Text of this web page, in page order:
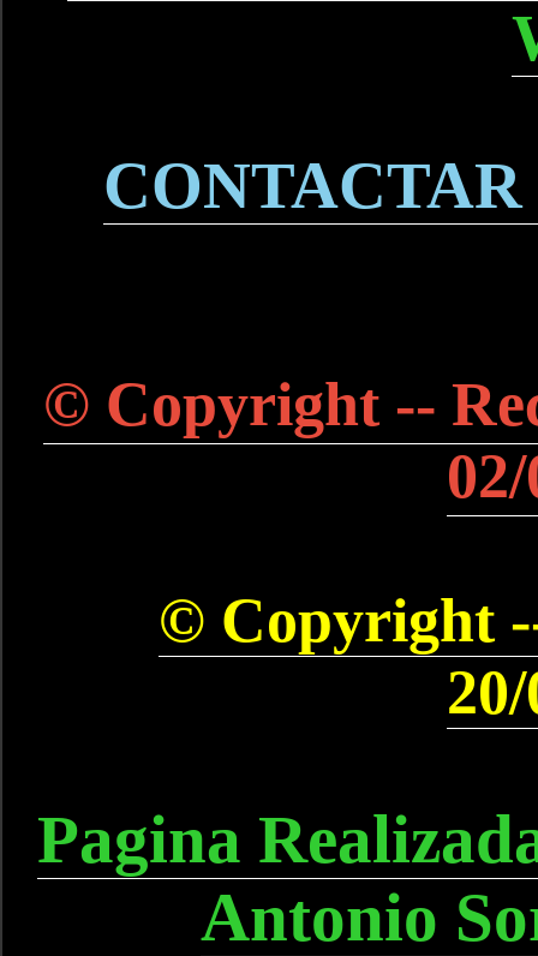
© Copyright --
© Copyright
Pagina
Antonio